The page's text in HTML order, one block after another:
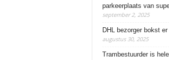
parkeerplaats van
september 2, 2025
DHL bezorger bokst
augustus 30, 2025
Trambestuurder is